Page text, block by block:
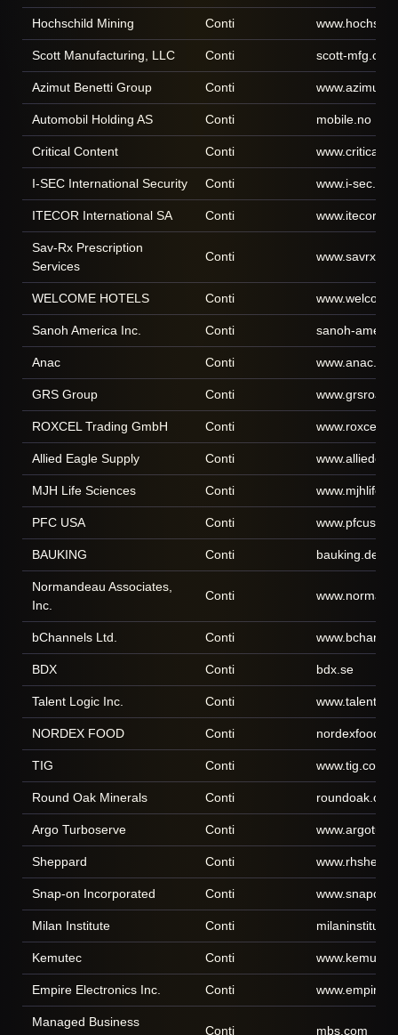
Hochschild Mining Conti
Scott Manufacturing, LLC Conti scott-mfg.com
Azimut Benetti Group Conti
Automobil Holding AS Conti mobile.no
Critical Content Conti
I-SEC International Security Conti www.i-
ITECOR International SA Conti
Sav-Rx Prescription
Services
Conti
WELCOME HOTELS Conti
Sanoh America Inc. Conti sanoh-
Anac Conti www.anac.nl
GRS Group Conti
ROXCEL Trading GmbH Conti www.roxcel.at
Allied Eagle Supply Conti
MJH Life Sciences Conti
PFC USA Conti
BAUKING Conti bauking.de
Normandeau Associates,
Inc.
Conti
bChannels Ltd. Conti
BDX Conti bdx.se
Talent Logic Inc. Conti
NORDEX FOOD Conti nordexfood.dk
TIG Conti www.tig.com
Round Oak Minerals Conti
Argo Turboserve Conti
Sheppard Conti
Snap-on Incorporated Conti
Milan Institute Conti
Kemutec Conti
Empire Electronics Inc. Conti
Managed Business
Conti mbs.com